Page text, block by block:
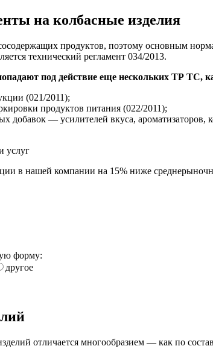
на колбасные изделия
продуктов, поэтому основным
технический регламент 034/2013.
под действие еще нескольких ТР ТС,
(021/2011);
продуктов питания (022/2011);
добавок — усилителей вкуса, ароматизаторов,
услуг
в нашей компании на 15% ниже
форму:
другое
отличается многообразием — как по